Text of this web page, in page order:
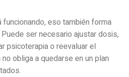
eso también forma
ser necesario ajustar dosis,
psicoterapia o reevaluar el
obliga a quedarse en un plan